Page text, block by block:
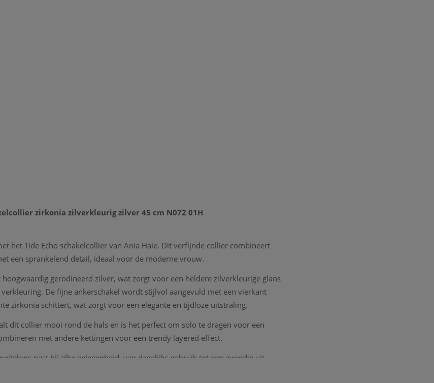
zirkonia zilverkleurig zilver 45 cm N072 01H
het Tide Echo schakelcollier van Ania Haie. Dit verfijnde collier combineert
een sprankelend detail, ideaal voor de moderne vrouw.
gerodineerd zilver, wat zorgt voor een heldere zilverkleurige glans
De fijne ankerschakel wordt stijlvol aangevuld met een vierkant
zirkonia schittert, wat zorgt voor een elegante en tijdloze uitstraling.
dit collier mooi rond de hals en is het perfect om solo te dragen voor een
met andere kettingen voor een trendy layered effect.
past bij elke gelegenheid, van dagelijks gebruik tot een avondje uit.